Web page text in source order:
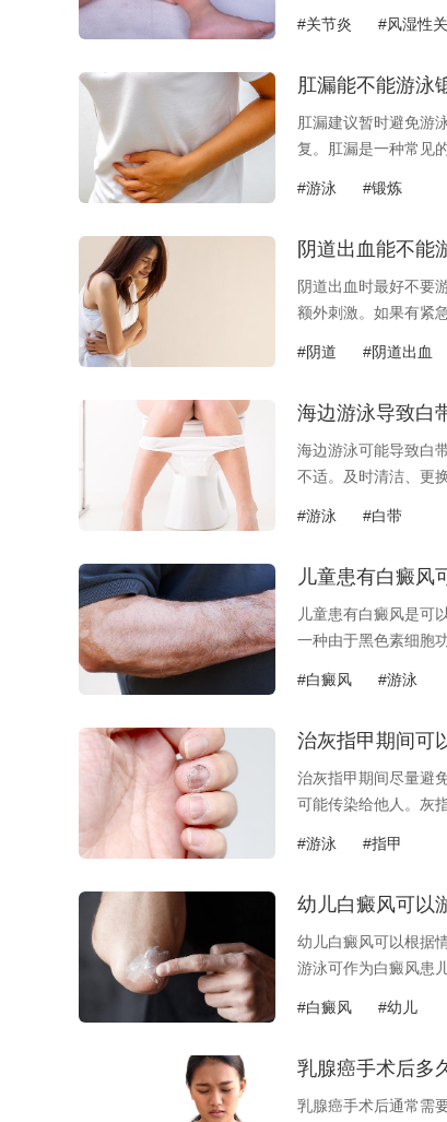
#关节炎 #风湿性
肛漏能不能游泳
肛漏建议暂时避免游
复。肛漏是一种常见
#游泳 #锻炼
阴道出血能不能
阴道出血时最好不要
额外刺激。如果有紧
#阴道 #阴道出血
海边游泳导致白
海边游泳可能导致白
不适。及时清洁、更
#游泳 #白带
儿童患有白癜风
儿童患有白癜风是可
一种由于黑色素细胞
#白癜风 #游泳
治灰指甲期间可
治灰指甲期间尽量避
可能传染给他人。灰
#游泳 #指甲
幼儿白癜风可以
幼儿白癜风可以根据
游泳可作为白癜风患
#白癜风 #幼儿
乳腺癌手术后多
乳腺癌手术后通常需